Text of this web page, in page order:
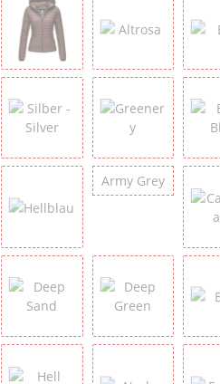
Schoko Altrosa
Silber - Silver Greenery
Hellblau
Army GreyArmy Grey
Deep Sand Deep Green